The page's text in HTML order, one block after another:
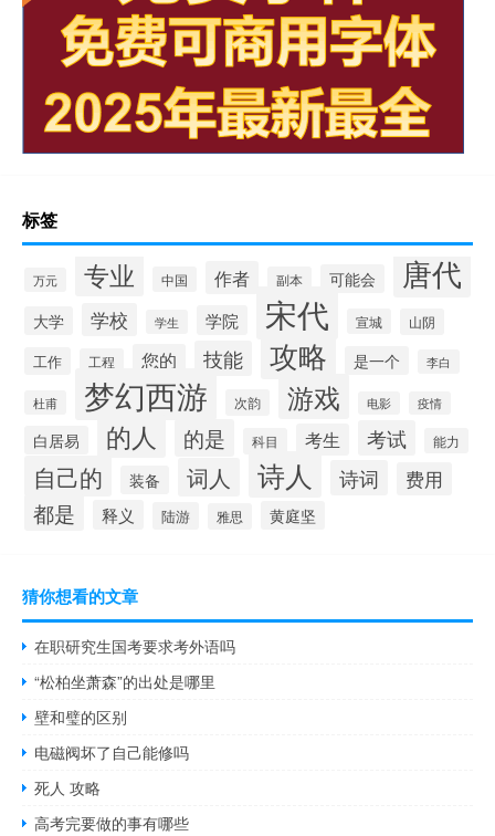
标签
万元 专业 中国 作者 副本 可能会 唐代
大学 学校 学生 学院 宋代 宣城 山阴
工作 工程 您的 技能 攻略 是一个 李白
杜甫 梦幻西游 次韵 游戏 电影 疫情
白居易 的人 的是 科目 考生 考试 能力
自己的 装备 词人 诗人 诗词 费用
都是 释义 陆游 雅思 黄庭坚
猜你想看的文章
在职研究生国考要求考外语吗
“松柏坐萧森”的出处是哪里
壁和璧的区别
电磁阀坏了自己能修吗
死人 攻略
高考完要做的事有哪些